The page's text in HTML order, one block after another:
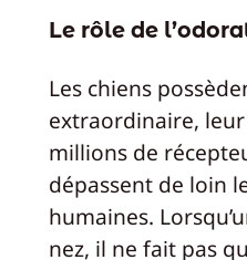
Le rôle de
Les chiens
extraordinaire,
millions de
dépassent de loin
humaines.
nez, il ne fait pas